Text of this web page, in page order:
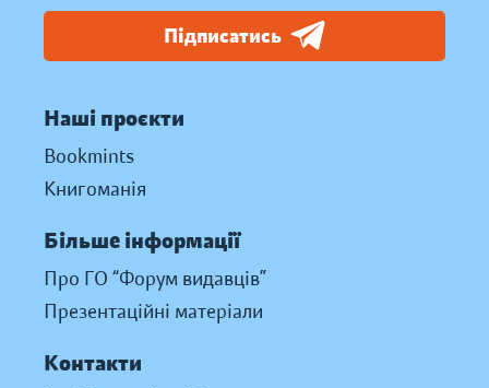
Підписатись
Наші проєкти
Bookmints
Книгоманія
Більше інформації
Про ГО “Форум видавців”
Презентаційні матеріали
Контакти